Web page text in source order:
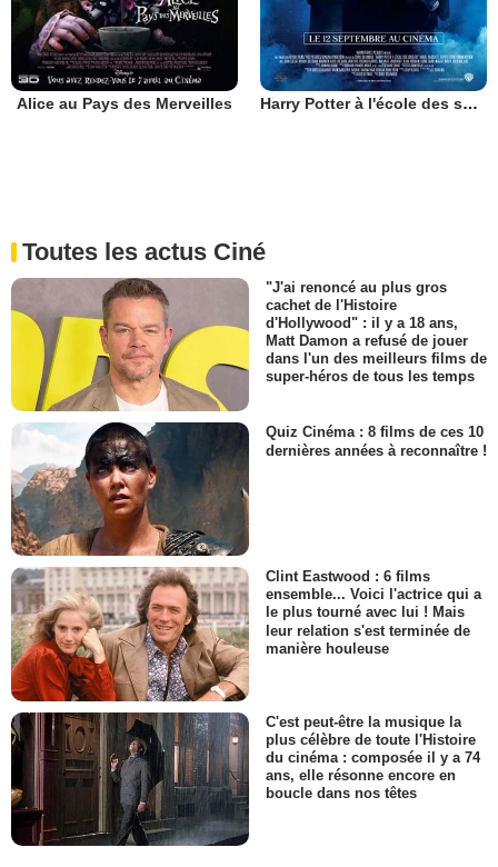
Alice au Pays des Merveilles Harry Potter à l'école des sorciers
Toutes les actus Ciné
"J'ai renoncé au plus gros
cachet de l'Histoire
d'Hollywood" : il y a 18 ans,
Matt Damon a refusé de jouer
dans l'un des meilleurs films de
super-héros de tous les temps
Quiz Cinéma : 8 films de ces 10
dernières années à reconnaître !
Clint Eastwood : 6 films
ensemble... Voici l'actrice qui a
le plus tourné avec lui ! Mais
leur relation s'est terminée de
manière houleuse
C'est peut-être la musique la
plus célèbre de toute l'Histoire
du cinéma : composée il y a 74
ans, elle résonne encore en
boucle dans nos têtes